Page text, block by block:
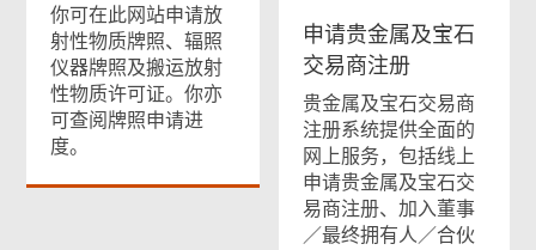
你可在此网站申请放
射性物质牌照、辐照
仪器牌照及搬运放射
性物质许可证。你亦
可查阅牌照申请进
度。
申请贵金属及宝石
交易商注册
贵金属及宝石交易商
注册系统提供全面的
网上服务，包括线上
申请贵金属及宝石交
易商注册、加入董事
／最终拥有人／合伙